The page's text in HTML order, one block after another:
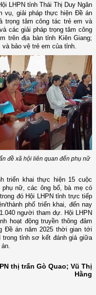
LHPN tỉnh Thái Thị Duy Ngân
vụ, giải pháp thực hiện Đề án
trọng tâm công tác trẻ em và
các giải pháp trọng tâm công
trên địa bàn tỉnh Kiên Giang;
bảo vệ trẻ em của tỉnh.
đề xã hội liên quan đến phụ nữ
triển khai thực hiện 15 cuộc
phụ nữ, các ông bố, bà mẹ có
đó Hội LHPN tỉnh trực tiếp
thành phố triển khai, đến nay
người tham dự. Hội LHPN
hoạt động truyền thông đảm
Đề án năm 2025 thời gian tới
trong tỉnh sơ kết đánh giá giữa
thị trấn Gò Quao; Vũ Thị
Hằng